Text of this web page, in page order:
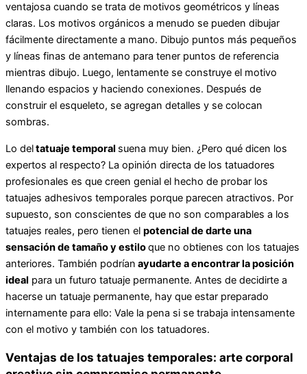
ventajosa cuando se trata de motivos geométricos y líneas
claras. Los motivos orgánicos a menudo se pueden dibujar
fácilmente directamente a mano. Dibujo puntos más pequeños
y líneas finas de antemano para tener puntos de referencia
mientras dibujo. Luego, lentamente se construye el motivo
llenando espacios y haciendo conexiones. Después de
construir el esqueleto, se agregan detalles y se colocan
sombras.
Lo deltatuaje temporal suena muy bien. ¿Pero qué dicen los
expertos al respecto? La opinión directa de los tatuadores
profesionales es que creen genial el hecho de probar los
tatuajes adhesivos temporales porque parecen atractivos. Por
supuesto, son conscientes de que no son comparables a los
tatuajes reales, pero tienen el potencial de darte una
sensación de tamaño y estiloque no obtienes con los tatuajes
anteriores. También podrían ayudarte a encontrar la posición
ideal para un futuro tatuaje permanente. Antes de decidirte a
hacerse un tatuaje permanente, hay que estar preparado
internamente para ello: Vale la pena si se trabaja intensamente
con el motivo y también con los tatuadores.
Ventajas de los tatuajes temporales: arte corporal